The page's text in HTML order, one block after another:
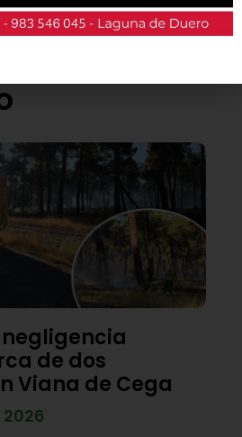
la revista en papel
en todos los negocios
de dos
Viana de Cega